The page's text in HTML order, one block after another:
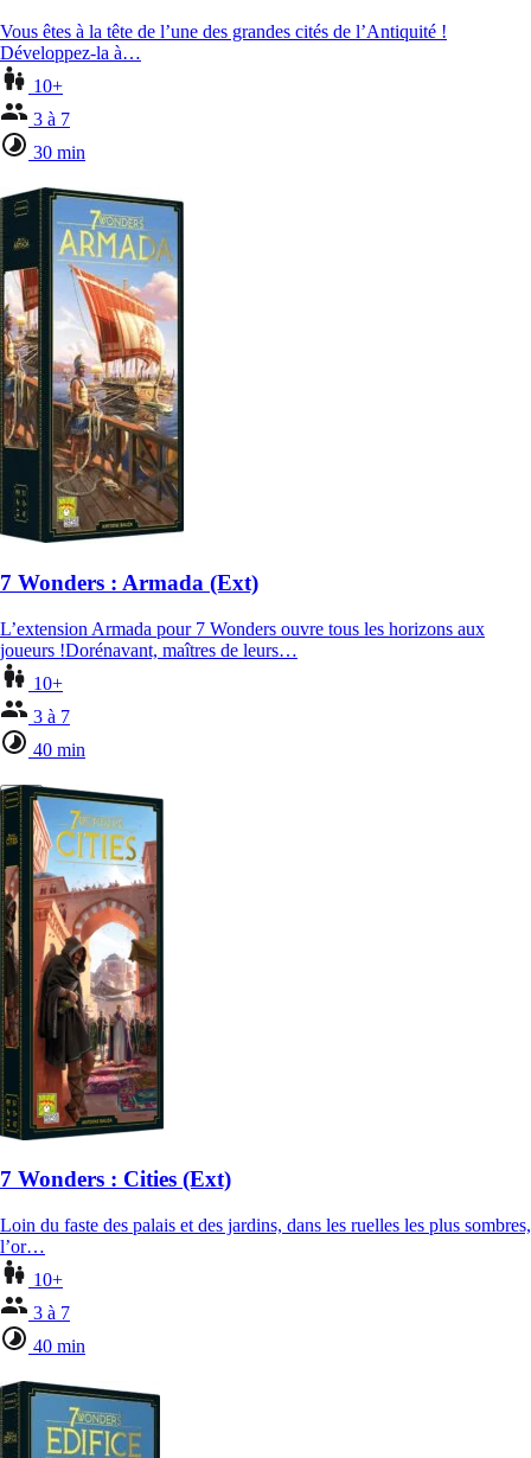
Vous êtes à la tête de l’une des grandes cités de l’Antiquité !
Développez-la à…
10+
3 à 7
30 min
7 Wonders : Armada (Ext)
L’extension Armada pour 7 Wonders ouvre tous les horizons aux
joueurs !Dorénavant, maîtres de leurs…
10+
3 à 7
40 min
7 Wonders : Cities (Ext)
Loin du faste des palais et des jardins, dans les ruelles les plus sombres,
l’or…
10+
3 à 7
40 min